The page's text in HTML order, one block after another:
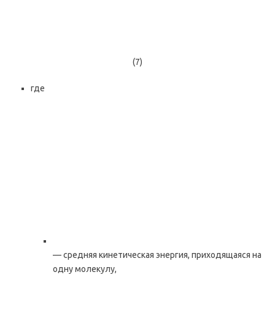
(7)
где
— средняя кинетическая энергия, приходящаяся на
одну молекулу,